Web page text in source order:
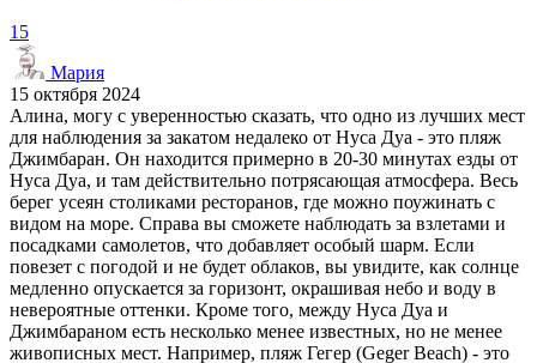
15
Мария
15 октября 2024
Алина, могу с уверенностью сказать, что одно из лучших мест
для наблюдения за закатом недалеко от Нуса Дуа - это пляж
Джимбаран. Он находится примерно в 20-30 минутах езды от
Нуса Дуа, и там действительно потрясающая атмосфера. Весь
берег усеян столиками ресторанов, где можно поужинать с
видом на море. Справа вы сможете наблюдать за взлетами и
посадками самолетов, что добавляет особый шарм. Если
повезет с погодой и не будет облаков, вы увидите, как солнце
медленно опускается за горизонт, окрашивая небо и воду в
невероятные оттенки. Кроме того, между Нуса Дуа и
Джимбараном есть несколько менее известных, но не менее
живописных мест. Например, пляж Гегер (Geger Beach) - это